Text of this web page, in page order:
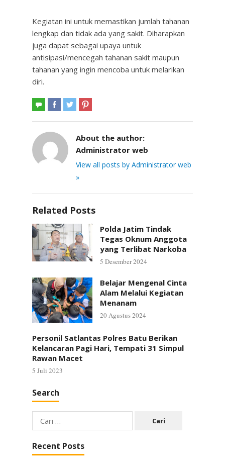
Kegiatan ini untuk memastikan jumlah tahanan
lengkap dan tidak ada yang sakit. Diharapkan
juga dapat sebagai upaya untuk
antisipasi/mencegah tahanan sakit maupun
tahanan yang ingin mencoba untuk melarikan
diri.
About the author:
Administrator web
View all posts by Administrator web
»
Related Posts
Polda Jatim Tindak
Tegas Oknum Anggota
yang Terlibat Narkoba
5 Desember 2024
Belajar Mengenal Cinta
Alam Melalui Kegiatan
Menanam
20 Agustus 2024
Personil Satlantas Polres Batu Berikan
Kelancaran Pagi Hari, Tempati 31 Simpul
Rawan Macet
5 Juli 2023
Search
Cari
untuk:
Recent Posts